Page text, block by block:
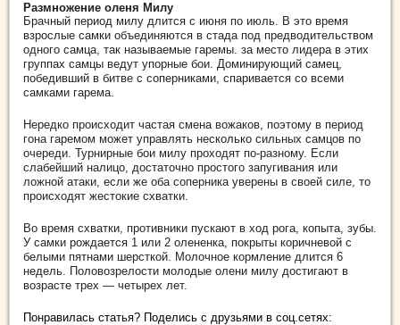
Размножение оленя Милу
Брачный период милу длится с июня по июль. В это время
взрослые самки объединяются в стада под предводительством
одного самца, так называемые гаремы. за место лидера в этих
группах самцы ведут упорные бои. Доминирующий самец,
победивший в битве с соперниками, спаривается со всеми
самками гарема.
Нередко происходит частая смена вожаков, поэтому в период
гона гаремом может управлять несколько сильных самцов по
очереди. Турнирные бои милу проходят по-разному. Если
слабейший налицо, достаточно простого запугивания или
ложной атаки, если же оба соперника уверены в своей силе, то
происходят жестокие схватки.
Во время схватки, противники пускают в ход рога, копыта, зубы.
У самки рождается 1 или 2 олененка, покрыты коричневой с
белыми пятнами шерсткой. Молочное кормление длится 6
недель. Половозрелости молодые олени милу достигают в
возрасте трех — четырех лет.
Понравилась статья? Поделись с друзьями в соц.сетях: